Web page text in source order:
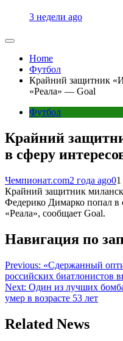
3 недели ago
Home
Футбол
Крайний защитник
«Реала» — Goal
Футбол
Крайний
в сферу
Чемпионат.com2 года ago0
Крайний защитник
Федерико Димарко попал в
«Реала», сообщает Goal.
Навигация по
Previous: «Сдержанный
российских биатлонистов
Next: Один из лучших
умер в возрасте 53 лет
Related News